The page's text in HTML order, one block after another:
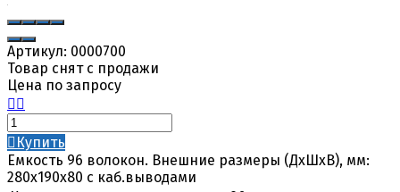
Артикул: 0000700
Товар снят с продажи
Цена по запросу
Купить
Емкость 96 волокон. Внешние размеры (ДхШхВ), мм:
280х190х80 с каб.выводами​